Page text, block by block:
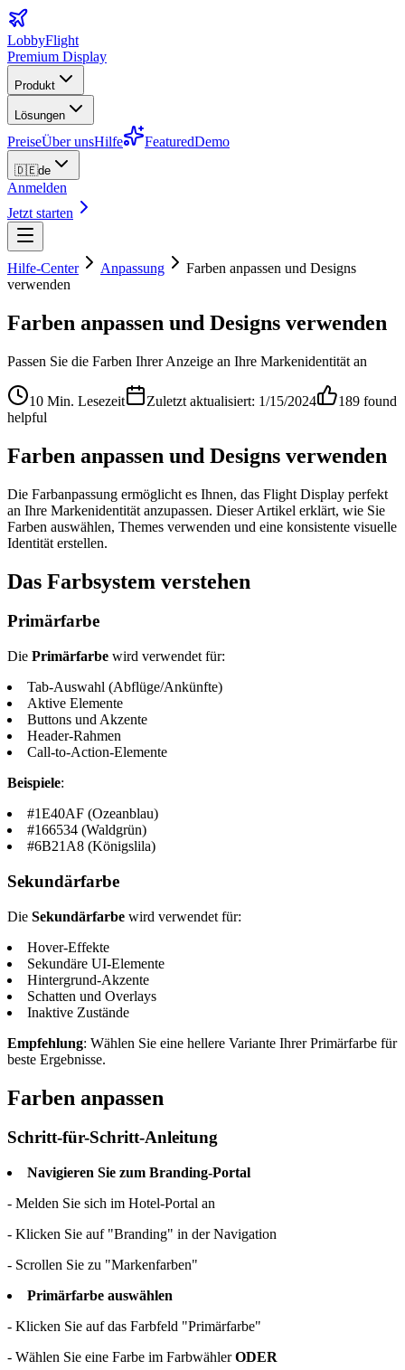
LobbyFlight
Premium Display
Produkt
Lösungen
PreiseÜber unsHilfe FeaturedDemo
🇩🇪de
Anmelden
Jetzt starten
Hilfe-Center Anpassung
Farben anpassen und Designs
verwenden
Farben anpassen und Designs verwenden
Passen Sie die Farben Ihrer Anzeige an Ihre Markenidentität an
10 Min. Lesezeit Zuletzt aktualisiert: 1/15/2024 189 found
helpful
Farben anpassen und Designs verwenden
Die Farbanpassung ermöglicht es Ihnen, das Flight Display perfekt
an Ihre Markenidentität anzupassen. Dieser Artikel erklärt, wie Sie
Farben auswählen, Themes verwenden und eine konsistente visuelle
Identität erstellen.
Das Farbsystem verstehen
Primärfarbe
Die Primärfarbe wird verwendet für:
Tab-Auswahl (Abflüge/Ankünfte)
Aktive Elemente
Buttons und Akzente
Header-Rahmen
Call-to-Action-Elemente
Beispiele:
#1E40AF (Ozeanblau)
#166534 (Waldgrün)
#6B21A8 (Königslila)
Sekundärfarbe
Die Sekundärfarbe wird verwendet für:
Hover-Effekte
Sekundäre UI-Elemente
Hintergrund-Akzente
Schatten und Overlays
Inaktive Zustände
Empfehlung: Wählen Sie eine hellere Variante Ihrer Primärfarbe für
beste Ergebnisse.
Farben anpassen
Schritt-für-Schritt-Anleitung
Navigieren Sie zum Branding-Portal
- Melden Sie sich im Hotel-Portal an
- Klicken Sie auf "Branding" in der Navigation
- Scrollen Sie zu "Markenfarben"
Primärfarbe auswählen
- Klicken Sie auf das Farbfeld "Primärfarbe"
- Wählen Sie eine Farbe im FarbwählerODER